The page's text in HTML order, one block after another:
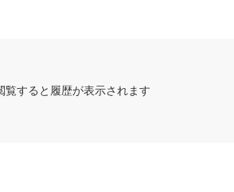
覧すると履歴が表示されます